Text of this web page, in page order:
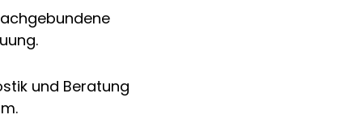
und Beratung